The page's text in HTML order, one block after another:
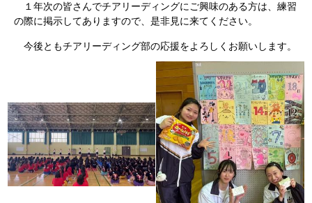
１年次の皆さんでチアリーディングにご興味のある方は、練習
の際に掲示してありますので、是非見に来てください。
今後ともチアリーディング部の応援をよろしくお願いします。